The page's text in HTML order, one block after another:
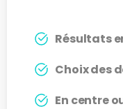
Résultats
Choix des
En centre